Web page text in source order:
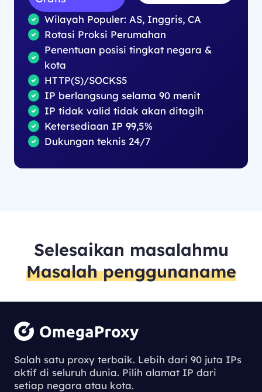
Wilayah Populer: AS, Inggris, CA
Rotasi Proksi Perumahan
Penentuan posisi tingkat negara &
kota
HTTP(S)/SOCKS5
IP berlangsung selama 90 menit
IP tidak valid tidak akan ditagih
Ketersediaan IP 99,5%
Dukungan teknis 24/7
Selesaikan masalahmu
Masalah penggunaname
Salah satu proxy terbaik. Lebih dari 90 juta IPs
aktif di seluruh dunia. Pilih alamat IP dari
setiap negara atau kota.